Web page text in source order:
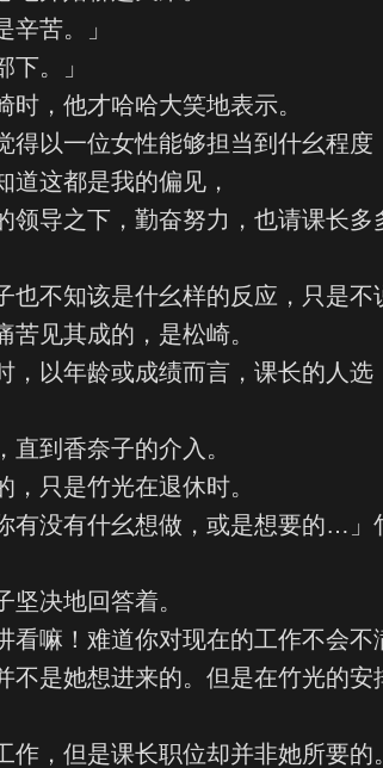
苦。」
下。」
，他才哈哈大笑地表示。
得以一位女性能够担当到什幺程度
道这都是我的偏见，
导之下，勤奋努力，也请课长多
不知该是什幺样的反应，只是不
见其成的，是松崎。
，以年龄或成绩而言，课长的人选
到香奈子的介入。
只是竹光在退休时。
有没有什幺想做，或是想要的…」
坚决地回答着。
看嘛！难道你对现在的工作不会不
不是她想进来的。但是在竹光的安
，但是课长职位却并非她所要的。